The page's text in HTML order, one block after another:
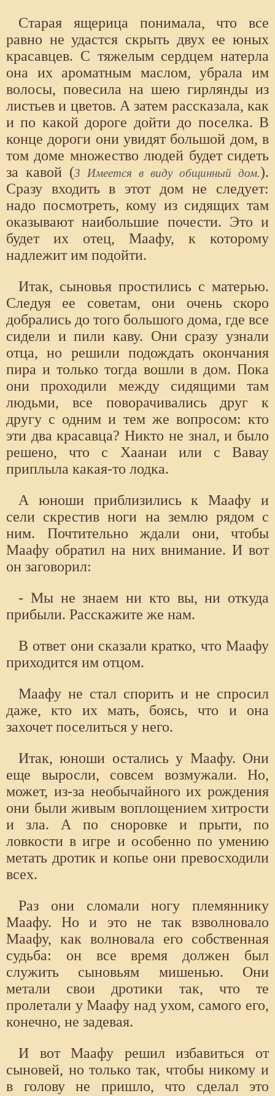
Старая ящерица понимала, что все
равно не удастся скрыть двух ее юных
красавцев. С тяжелым сердцем натерла
она их ароматным маслом, убрала им
волосы, повесила на шею гирлянды из
листьев и цветов. А затем рассказала, как
и по какой дороге дойти до поселка. В
конце дороги они увидят большой дом, в
том доме множество людей будет сидеть
за кавой (3 Имеется в виду общинный дом.).
Сразу входить в этот дом не следует:
надо посмотреть, кому из сидящих там
оказывают наибольшие почести. Это и
будет их отец, Маафу, к которому
надлежит им подойти.
Итак, сыновья простились с матерью.
Следуя ее советам, они очень скоро
добрались до того большого дома, где все
сидели и пили каву. Они сразу узнали
отца, но решили подождать окончания
пира и только тогда вошли в дом. Пока
они проходили между сидящими там
людьми, все поворачивались друг к
другу с одним и тем же вопросом: кто
эти два красавца? Никто не знал, и было
решено, что с Хаанаи или с Вавау
приплыла какая-то лодка.
А юноши приблизились к Маафу и
сели скрестив ноги на землю рядом с
ним. Почтительно ждали они, чтобы
Маафу обратил на них внимание. И вот
он заговорил:
- Мы не знаем ни кто вы, ни откуда
прибыли. Расскажите же нам.
В ответ они сказали кратко, что Маафу
приходится им отцом.
Маафу не стал спорить и не спросил
даже, кто их мать, боясь, что и она
захочет поселиться у него.
Итак, юноши остались у Маафу. Они
еще выросли, совсем возмужали. Но,
может, из-за необычайного их рождения
они были живым воплощением хитрости
и зла. А по сноровке и прыти, по
ловкости в игре и особенно по умению
метать дротик и копье они превосходили
всех.
Раз они сломали ногу племяннику
Маафу. Но и это не так взволновало
Маафу, как волновала его собственная
судьба: он все время должен был
служить сыновьям мишенью. Они
метали свои дротики так, что те
пролетали у Маафу над ухом, самого его,
конечно, не задевая.
И вот Маафу решил избавиться от
сыновей, но только так, чтобы никому и
в голову не пришло, что сделал это